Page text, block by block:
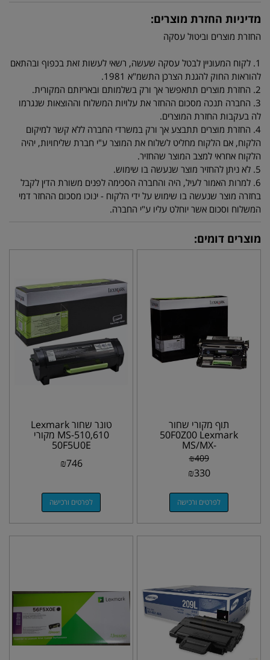
מדיניות החזרת מוצרים:
החזרת מוצרים וביטול עסקה
1. לקוח המעוניין לבטל עסקה שעשה, רשאי לעשות זאת בכפוף ובהתאם
להוראות החוק להגנת הצרכן התשמ"א 1981.
2. החזרת מוצרים תתאפשר אך ורק בשלמותם ובאריזתם המקורית.
3. החברה תנכה מסכום ההחזר את עלויות המשלוח וההוצאות שנגרמו
לה בעקבות החזרת המוצרים.
4. החזרת מוצרים תתבצע אך ורק במשרדי החברה ללא קשר למיקום
הלקוח, אם הלקוח מחליט לשלוח את המוצר ע"י חברת שליחויות, יהיה
הלקוח אחראי למצב המוצר שהחזיר.
5. לא ניתן להחזיר מוצר שנעשה בו שימוש.
6. למרות האמור לעיל, היה והחברה הסכימה לפנים משורת הדין לקבל
בחזרה מוצר שנעשה בו שימוש על ידי הלקוח - ינוכו מסכום ההחזר דמי
המשלוח וסכום אשר יוחלט עליו ע"י החברה.
מוצרים דומים:
תוף מקורי שחור
50F0Z00 Lexmark
MS/MX-
310,312,410,415,510,
511,610,611
₪409
₪330
לפרטים ורכישה
טונר שחור Lexmark
MS-510,610 מקורי
50F5U0E
₪746
לפרטים ורכישה